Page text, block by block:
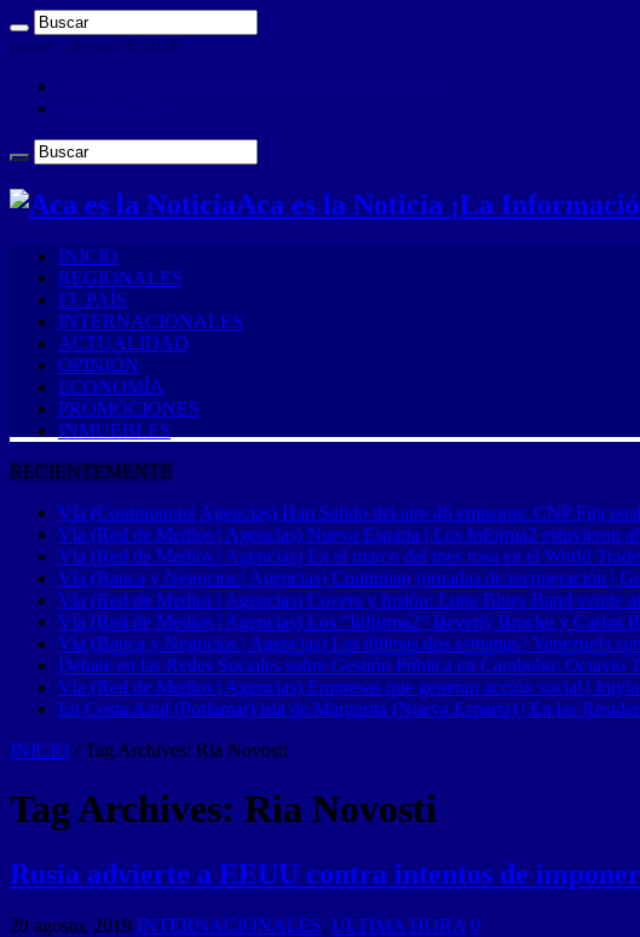
jueves , agosto 6 2026
Aca es la Noticia ¡La
INICIO
REGIONALES
EL PAÍS
INTERNACIONALES
ACTUALIDAD
OPINIÓN
ECONOMÍA
PROMOCIONES
INMUEBLES
RECIENTEMENTE
Vía (Contrapunto| Agencias) Han Salido del aire 46 emisoras: CNP Fija
Vía (Red de Medios | Agencias) Nueva Esparta | Los Informa2 estuvieron
Vía (Red de Medios | Agencias) En el marco del mes rosa en el World
Vía (Banca y Negocios | Agencias) Continúan jornadas de recuperación |
Vía (Red de Medios | Agencias) Covers y fusión: Luna Blues Band veinte
Vía (Red de Medios | Agencias) Los “Informa2” Beverly Bracho y Carlos
Vía (Banca y Negocios | Agencias) Las últimas dos semanas | Venezuela
Debate en las Redes Sociales sobre Gestión Pública en Carabobo:
Vía (Red de Medios | Agencias) Empresas que generan acción social |
En Costa Azul (Porlamar) isla de Margarita (Nueva Esparta) | En las
INICIO / Tag Archives: Ria Novosti
Tag Archives: Ria Novosti
Rusia advierte a EEUU contra intentos de
20 agosto, 2019 INTERNACIONALES, ULTIMA HORA 0